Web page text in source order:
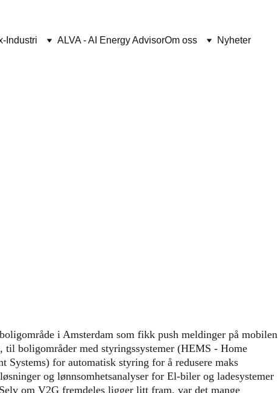
Industri ALVA - AI Energy AdvisorOm oss Nyheter
i Amsterdam som fikk push meldinger på mobilen
til boligområder med styringssystemer (HEMS - Home
Systems) for automatisk styring for å redusere maks
og lønnsomhetsanalyser for El-biler og ladesystemer
om V2G fremdeles ligger litt fram, var det mange